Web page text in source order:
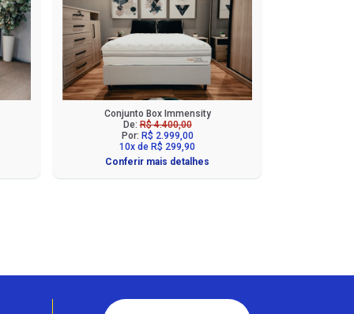
Fale com a Ciello – Móveis &
Conjunto Box Immensity
De:R$ 4.400,00
Por: R$ 2.999,00
10x de R$ 299,90
Conferir mais detalhes